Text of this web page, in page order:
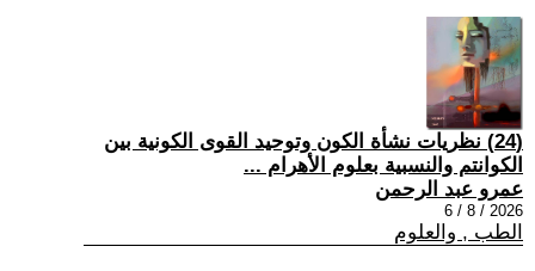
(24) نظريات نشأة الكون وتوحيد القوى الكونية بين
الكوانتم والنسبية بعلوم الأهرام ...
عمرو عبد الرحمن
2026 / 8 / 6
الطب , والعلوم